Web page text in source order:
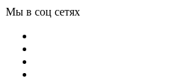
Мы в соц сетях